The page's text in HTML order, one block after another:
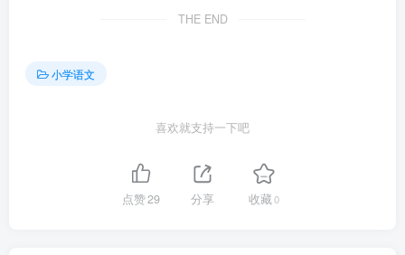
THE END
小学语文
喜欢就支持一下吧
点赞29 分享 收藏0